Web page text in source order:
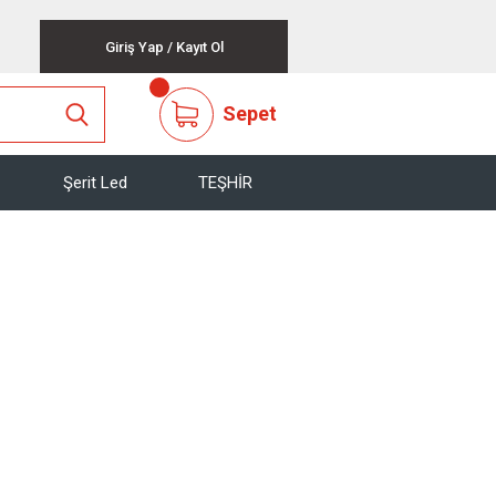
Giriş Yap / Kayıt Ol
Sepet
Şerit Led TEŞHİR